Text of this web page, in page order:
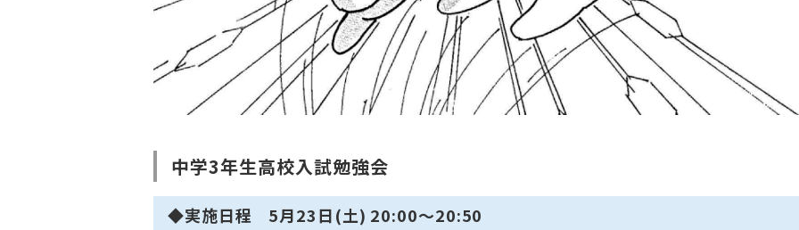
中学3年生高校入試勉強会
◆実施日程 5月23日(土) 20:00～20:50